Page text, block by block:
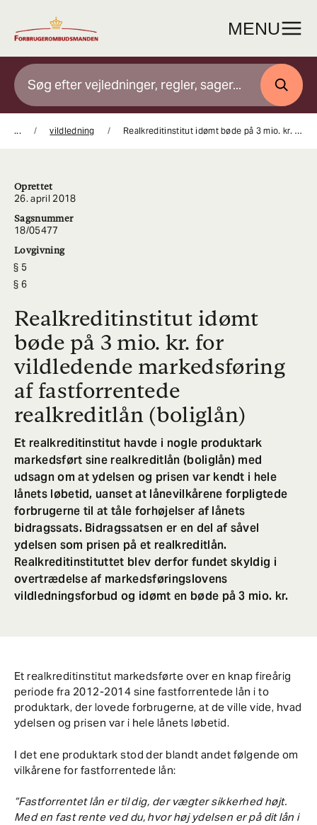
indhold
MENU
SØG
... vildledning Realkreditinstitut idømt bøde på 3 mio. kr. for vildledende markedsføring af fastforrentede realkreditlån (boliglån)
Oprettet
26. april 2018
Sagsnummer
18/05477
Lovgivning
5
6
Realkreditinstitut idømt
bøde på 3 mio. kr. for
vildledende markedsføring
af fastforrentede
realkreditlån (boliglån)
Et realkreditinstitut havde i nogle produktark
markedsført sine realkreditlån (boliglån) med
udsagn om at ydelsen og prisen var kendt i hele
lånets løbetid, uanset at lånevilkårene forpligtede
forbrugerne til at tåle forhøjelser af lånets
bidragssats. Bidragssatsen er en del af såvel
ydelsen som prisen på et realkreditlån.
Realkreditinstituttet blev derfor fundet skyldig i
overtrædelse af markedsføringslovens
vildledningsforbud og idømt en bøde på 3 mio. kr.
Et realkreditinstitut markedsførte over en knap fireårig
periode fra 2012-2014 sine fastforrentede lån i to
produktark, der lovede forbrugerne, at de ville vide, hvad
ydelsen og prisen var i hele lånets løbetid.
I det ene produktark stod der blandt andet følgende om
vilkårene for fastforrentede lån:
”Fastforrentet lån er til dig, der vægter sikkerhed højt.
Med en fast rente ved du, hvor høj ydelsen er på dit lån i